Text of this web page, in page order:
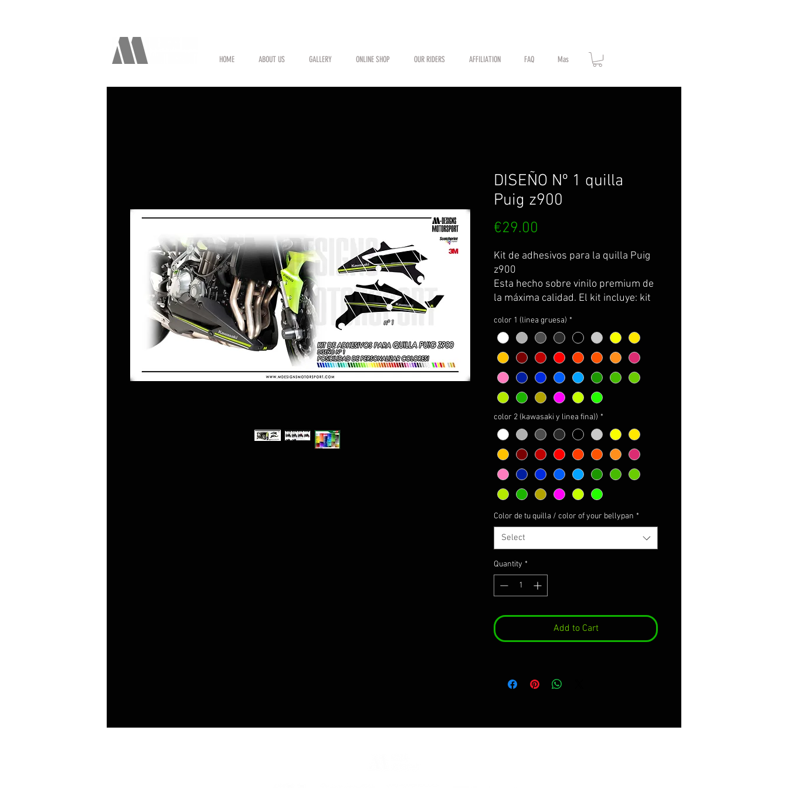
HOME ABOUT US GALLERY ONLINE SHOP OUR RIDERS AFFILIATION FAQ Mas
DISEÑO Nº 1 quilla
Puig z900
€29.00
Kit de adhesivos para la quilla Puig
z900
Esta hecho sobre vinilo premium de
la máxima calidad. El kit incluye: kit
lados), adhesivo de prueba para
practicar y centrar la colocación
antes de poner el definitivo,
montaje.
Logos prefijados
*MIRAR AMPLIACIÓN DE
INFORMACIÓN A PIE DE PÁGINA*
color 1 (linea gruesa) *
color 2 (kawasaki y linea fina)) *
Color de tu quilla / color of your bellypan *
Select
Quantity *
Add to Cart